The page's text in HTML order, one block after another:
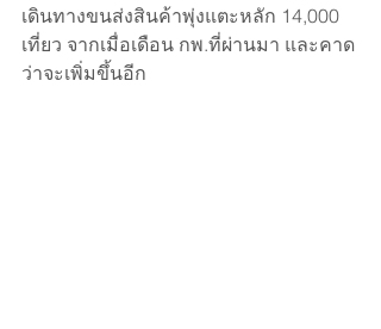
เดินทางขนส่งสินค้าพุ่งแตะหลัก 14,000
เที่ยว จากเมื่อเดือน กพ.ที่ผ่านมา และคาด
ว่าจะเพิ่มขึ้นอีก